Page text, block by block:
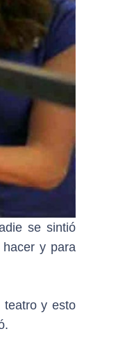
se sintió
y para
teatro y esto